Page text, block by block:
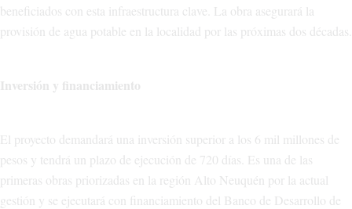
beneficiados con esta infraestructura clave. La obra asegurará la
provisión de agua potable en la localidad por las próximas dos décadas.
Inversión y financiamiento
El proyecto demandará una inversión superior a los 6 mil millones de
pesos y tendrá un plazo de ejecución de 720 días. Es una de las
primeras obras priorizadas en la región Alto Neuquén por la actual
gestión y se ejecutará con financiamiento del Banco de Desarrollo de